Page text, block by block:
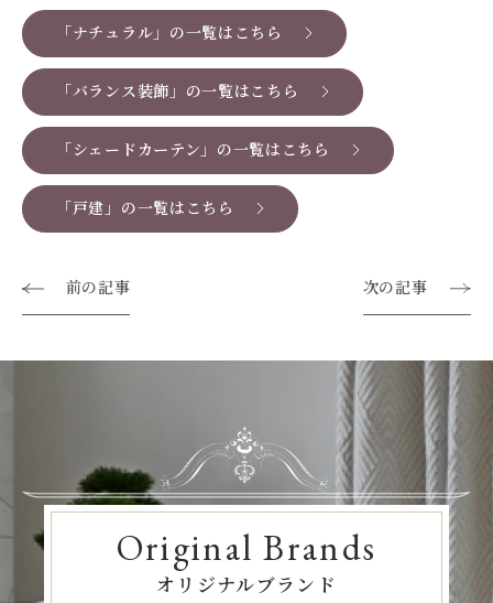
「ナチュラル」の一覧はこちら
「バランス装飾」の一覧はこちら
「シェードカーテン」の一覧はこちら
「戸建」の一覧はこちら
前の記事 次の記事
Original Brands
オリジナルブランド